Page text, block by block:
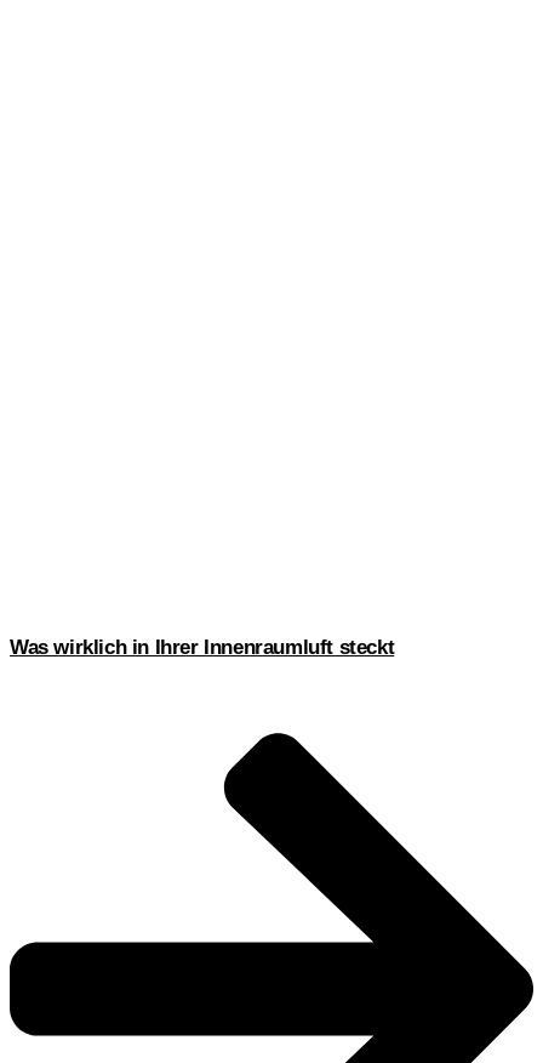
Was wirklich in Ihrer Innenraumluft steckt